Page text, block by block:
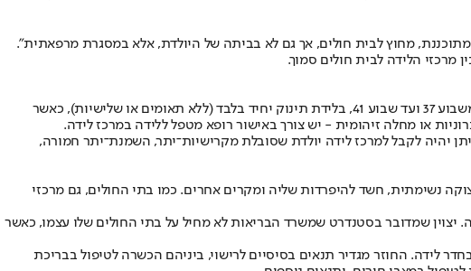
מחוץ לבית חולים, אך גם לא בביתה של היולדת, אלא במסגרת מרפאתית".
הלידה לבית חולים סמוך.
לפי החוזר, לידה במרכז לידה טבעית תוכל להתבצע במקרה של היריון בסיכון נמוך ובקריטריונים מחמירים. על הלידה להתקיים במועד - משבוע 37 ועד שבוע 41, בלידת תינוק יחיד בלבד (ללא תאומים או שלישיות), כאשר
יהיה לקבל למרכז לידה יולדת שסובלת מקרישיות־יתר, השמנת־יתר חמורה,
נשימתית, חשד להיפרדות שליה ומקרים אחרים. כמו בתי החולים, גם מרכזי
יצוין שמדובר בסטנדרט שמשרד הבריאות לא מחיל על בתי החולים שלו עצמו, כאשר
לידה. החוזר מגדיר תנאים בסיסיים לרישוי, ביניהם הכשרה לטיפול בבריכת